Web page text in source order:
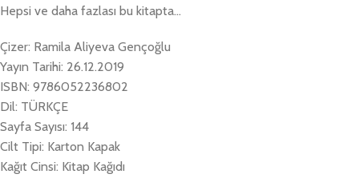
Hepsi ve daha fazlası bu kitapta…
Çizer: Ramila Aliyeva Gençoğlu
Yayın Tarihi: 26.12.2019
ISBN: 9786052236802
Dil: TÜRKÇE
Sayfa Sayısı: 144
Cilt Tipi: Karton Kapak
Kağıt Cinsi: Kitap Kağıdı